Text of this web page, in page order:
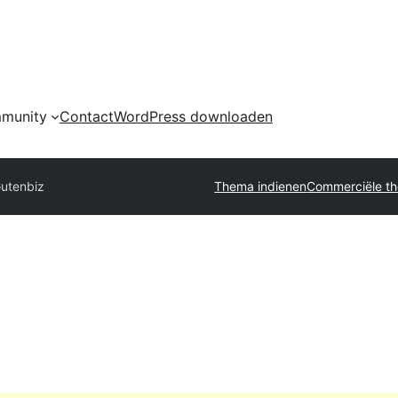
ContactWordPress downloaden
Thema indienenCommerciële